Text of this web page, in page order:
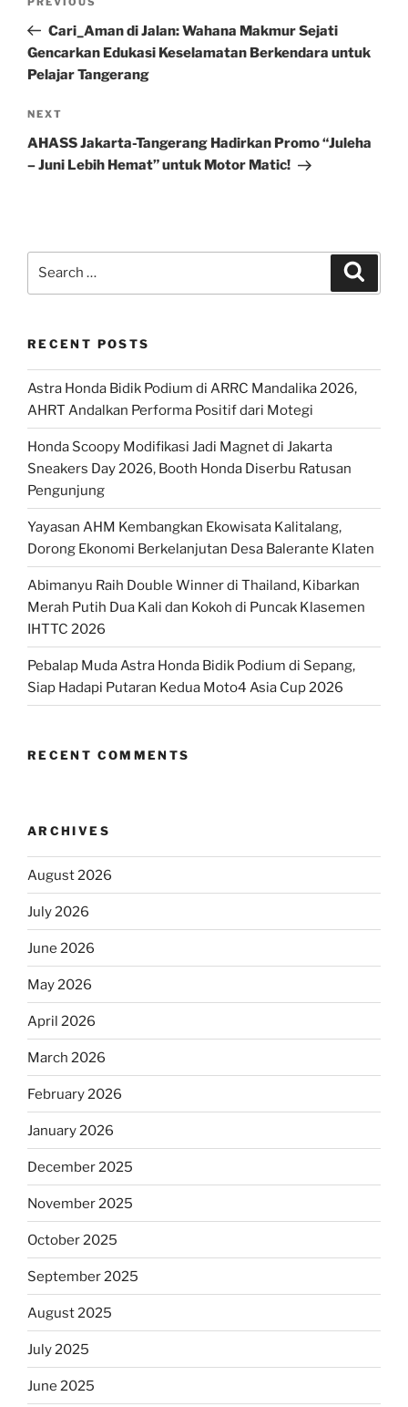
PostCari_Aman di Jalan: Wahana Makmur Sejati
Gencarkan Edukasi Keselamatan Berkendara untuk
Pelajar Tangerang
Next
Post
NEXT
AHASS Jakarta-Tangerang Hadirkan Promo “Juleha
– Juni Lebih Hemat” untuk Motor Matic!
RECENT POSTS
Astra Honda Bidik Podium di ARRC Mandalika 2026,
AHRT Andalkan Performa Positif dari Motegi
Honda Scoopy Modifikasi Jadi Magnet di Jakarta
Sneakers Day 2026, Booth Honda Diserbu Ratusan
Pengunjung
Yayasan AHM Kembangkan Ekowisata Kalitalang,
Dorong Ekonomi Berkelanjutan Desa Balerante Klaten
Abimanyu Raih Double Winner di Thailand, Kibarkan
Merah Putih Dua Kali dan Kokoh di Puncak Klasemen
IHTTC 2026
Pebalap Muda Astra Honda Bidik Podium di Sepang,
Siap Hadapi Putaran Kedua Moto4 Asia Cup 2026
RECENT COMMENTS
ARCHIVES
August 2026
July 2026
June 2026
May 2026
April 2026
March 2026
February 2026
January 2026
December 2025
November 2025
October 2025
September 2025
August 2025
July 2025
June 2025